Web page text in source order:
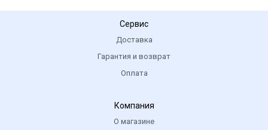
Сервис
Доставка
Гарантия и возврат
Оплата
Компания
О магазине